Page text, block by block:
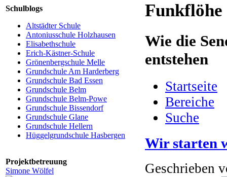
Schulblogs
Altstädter Schule
Antoniusschule Holzhausen
Elisabethschule
Erich-Kästner-Schule
Grönenbergschule Melle
Grundschule Am Harderberg
Grundschule Bad Essen
Grundschule Belm
Grundschule Belm-Powe
Grundschule Bissendorf
Grundschule Glane
Grundschule Hellern
Hüggelgrundschule Hasbergen
Projektbetreuung
Simone Wölfel
Funkflöhe
Wie die
entstehen
Startseite
Bereiche
Suche
Wir starten
Geschrieben